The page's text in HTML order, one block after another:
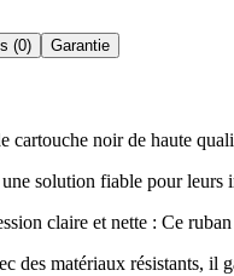
(0) Garantie
cartouche noir de haute
solution fiable pour
claire et nette : Ce
des matériaux résistants, il